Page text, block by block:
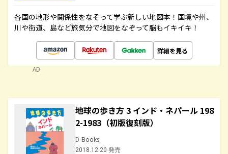
各国の地形や関係性をなぞって学ぶ新しい地図本！国境や州、
川や街道、島など旅気分で地図をなぞって脳もイキイキ！
詳細を見る
AD
地球の歩き方 3 インド・ネパール 198
2-1983（初版復刻版）
D-Books
2018.12.20 発売